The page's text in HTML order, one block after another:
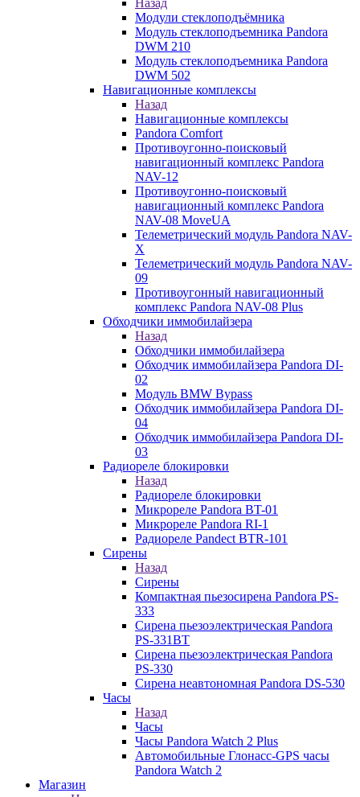
Назад
Модули стеклоподъёмника
Модуль стеклоподъемника Pandora
DWM 210
Модуль стеклоподъемника Pandora
DWM 502
Навигационные комплексы
Назад
Навигационные комплексы
Pandora Comfort
Противоугонно-поисковый
навигационный комплекс Pandora
NAV-12
Противоугонно-поисковый
навигационный комплекс Pandora
NAV-08 MoveUA
Телеметрический модуль Pandora NAV-
X
Телеметрический модуль Pandora NAV-
09
Противоугонный навигационный
комплекс Pandora NAV-08 Plus
Обходчики иммобилайзера
Назад
Обходчики иммобилайзера
Обходчик иммобилайзера Pandora DI-
02
Модуль BMW Bypass
Обходчик иммобилайзера Pandora DI-
04
Обходчик иммобилайзера Pandora DI-
03
Радиореле блокировки
Назад
Радиореле блокировки
Микрореле Pandora BT-01
Микрореле Pandora RI-1
Радиореле Pandect BTR-101
Сирены
Назад
Сирены
Компактная пьезосирена Pandora PS-
333
Сирена пьезоэлектрическая Pandora
PS-331BT
Сирена пьезоэлектрическая Pandora
PS-330
Сирена неавтономная Pandora DS-530
Часы
Назад
Часы
Часы Pandora Watch 2 Plus
Автомобильные Глонасс-GPS часы
Pandora Watch 2
Магазин